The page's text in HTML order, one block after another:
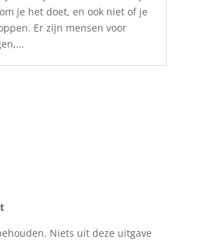
je het doet, en ook niet of je
Er zijn mensen voor
Niets uit deze uitgave